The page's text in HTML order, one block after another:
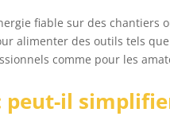
fiable sur des
alimenter des outils tels
comme pour les
il